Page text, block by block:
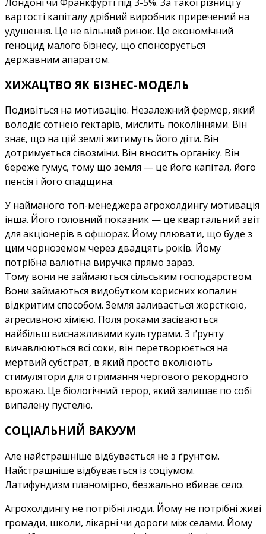
вартості капіталу дрібний виробник приречений на
удушення. Це не вільний ринок. Це економічний
геноцид малого бізнесу, що спонсорується
державним апаратом.
ХИЖАЦТВО ЯК БІЗНЕС-МОДЕЛЬ
Подивіться на мотивацію. Незалежний фермер, який
володіє сотнею гектарів, мислить поколіннями. Він
знає, що на цій землі житимуть його діти. Він
дотримується сівозміни. Він вносить органіку. Він
береже гумус, тому що земля — це його капітал, його
пенсія і його спадщина.
У найманого топ-менеджера агрохолдингу мотивація
інша. Його головний показник — це квартальний звіт
для акціонерів в офшорах. Йому плювати, що буде з
цим чорноземом через двадцять років. Йому
потрібна валютна виручка прямо зараз.
Тому вони не займаються сільським господарством.
Вони займаються видобутком корисних копалин
відкритим способом. Земля заливається жорсткою,
агресивною хімією. Поля роками засіваються
найбільш виснажливими культурами. З ґрунту
вичавлюються всі соки, він перетворюється на
мертвий субстрат, в який просто вколюють
стимулятори для отримання чергового рекордного
врожаю. Це біологічний терор, який залишає по собі
випалену пустелю.
СОЦІАЛЬНИЙ ВАКУУМ
Але найстрашніше відбувається не з ґрунтом.
Найстрашніше відбувається із соціумом.
Латифундизм планомірно, безжально вбиває село.
Агрохолдингу не потрібні люди. Йому не потрібні живі
громади, школи, лікарні чи дороги між селами. Йому